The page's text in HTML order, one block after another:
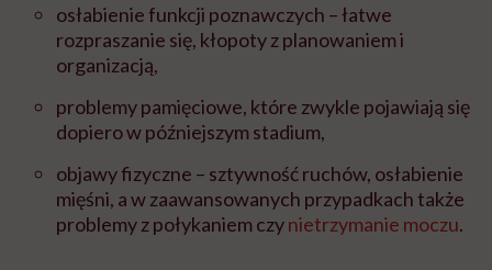
osłabienie funkcji poznawczych – łatwe
rozpraszanie się, kłopoty z planowaniem i
organizacją,
problemy pamięciowe, które zwykle pojawiają się
dopiero w późniejszym stadium,
objawy fizyczne – sztywność ruchów, osłabienie
mięśni, a w zaawansowanych przypadkach także
problemy z połykaniem czynietrzymanie moczu.